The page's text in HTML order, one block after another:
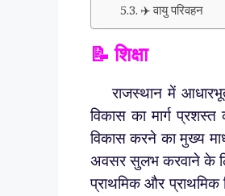
✈️ वायु परिवहन
📝 शिक्षा
राजस्थान में आधारभूत
विकास का मार्ग
विकास करने का मुख्य
अवसर सुलभ करवाने के
प्राथमिक और प्राथमिक